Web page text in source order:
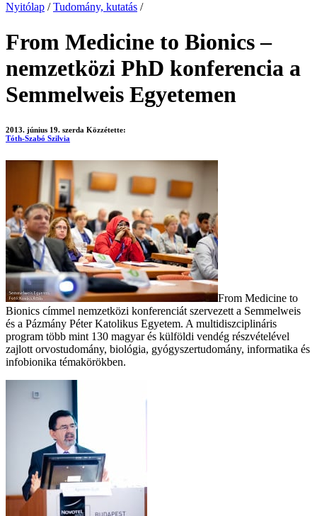
Nyitólap / Tudomány, kutatás /
From Medicine to Bionics –
nemzetközi PhD konferencia a
Semmelweis Egyetemen
2013. június 19. szerda Közzétette:
Tóth-Szabó Szilvia
From Medicine to
Bionics címmel nemzetközi konferenciát szervezett a Semmelweis
és a Pázmány Péter Katolikus Egyetem. A multidiszciplináris
program több mint 130 magyar és külföldi vendég részvételével
zajlott orvostudomány, biológia, gyógyszertudomány, informatika és
infobionika témakörökben.